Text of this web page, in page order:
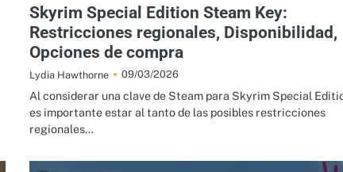
Skyrim Special Edition Steam Key:
Restricciones regionales, Disponibilidad,
Opciones de compra
Lydia Hawthorne 09/03/2026
Al considerar una clave de Steam para Skyrim Special
es importante estar al tanto de las posibles restricciones
regionales…